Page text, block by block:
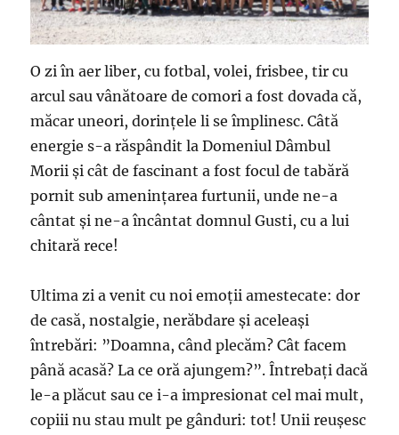
O zi în aer liber, cu fotbal, volei, frisbee, tir cu
arcul sau vânătoare de comori a fost dovada că,
măcar uneori, dorințele li se împlinesc. Câtă
energie s-a răspândit la Domeniul Dâmbul
Morii și cât de fascinant a fost focul de tabără
pornit sub amenințarea furtunii, unde ne-a
cântat și ne-a încântat domnul Gusti, cu a lui
chitară rece!
Ultima zi a venit cu noi emoții amestecate: dor
de casă, nostalgie, nerăbdare și aceleași
întrebări: ”Doamna, când plecăm? Cât facem
până acasă? La ce oră ajungem?”. Întrebați dacă
le-a plăcut sau ce i-a impresionat cel mai mult,
copiii nu stau mult pe gânduri: tot! Unii reușesc